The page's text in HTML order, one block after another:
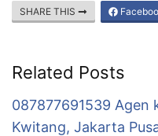
SHARE THIS
Related Posts
087877691539 Agen
Kwitang, Jakarta